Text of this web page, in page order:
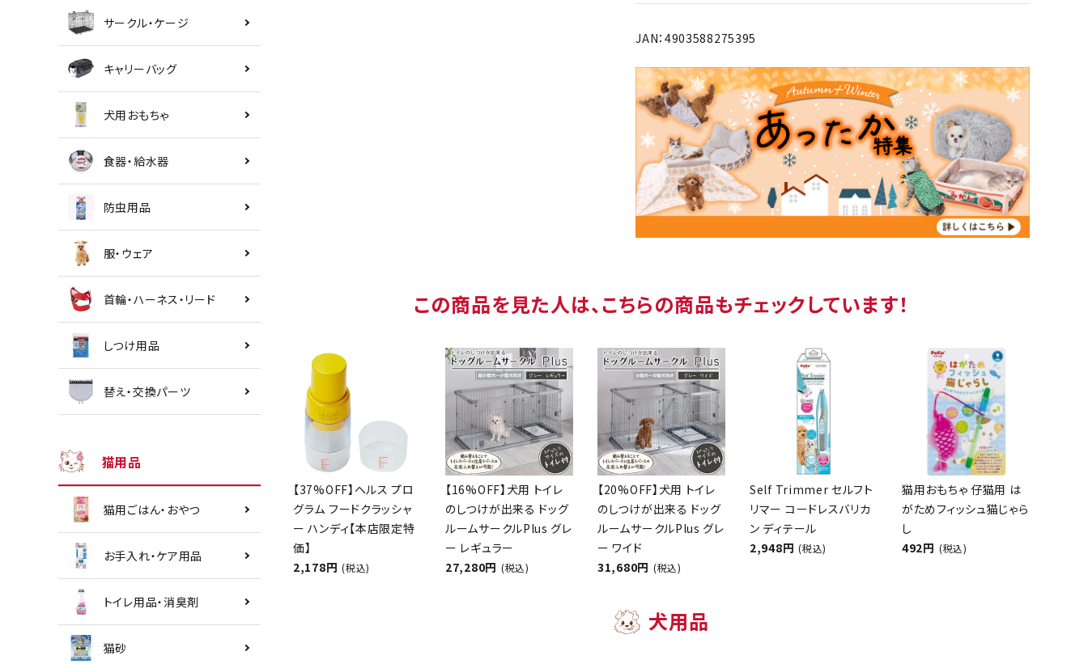
サークル・ケージ
キャリーバッグ
犬用おもちゃ
食器・給水器
防虫用品
服・ウェア
首輪・ハーネス・リード
しつけ用品
替え・交換パーツ
猫用品
猫用ごはん・おやつ
お手入れ・ケア用品
トイレ用品・消臭剤
猫砂
JAN：4903588275395
この商品を見た人は、こちらの商品もチェックしています！
【37%OFF】ヘルス プロ
グラム フードクラッシャ
ー ハンディ【本店限定特
価】
2,178円 (税込)
【16%OFF】犬用 トイレ
のしつけが出来る ドッグ
ルームサークルPlus グレ
ー レギュラー
27,280円 (税込)
【20%OFF】犬用 トイレ
のしつけが出来る ドッグ
ルームサークルPlus グレ
ー ワイド
31,680円 (税込)
Self Trimmer セルフト
リマー コードレスバリカ
ン ディテール
2,948円 (税込)
猫用おもちゃ 仔猫用 は
がためフィッシュ猫じゃら
し
492円 (税込)
犬用品